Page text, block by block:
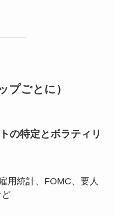
プごとに）
の特定とボラティリ
用統計、FOMC、要人